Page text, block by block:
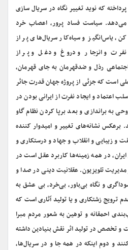
پرداخته که نوید تغییر نگاه در سریال سازی
می‌دهد. سیاست فساد پرور، اعصاب خرد
کن، یاس‌انگیز و سیاه‌کار سریال‌های پر از
نفرت و انزجار و دروغ و دغل و پر از
رذل و ضدقهرمان به جای قهرمان،
است که جزئی از پروژه جهان قدرت جائر
اعتماد و ایجاد نفرت از ایرانی بودن در
به براندازی و بعد برپا کردن نظام گاو
برعکس نشانه‌های تغییر و امیدوار کننده
و زیبایی و انقلاب و جهاد و درستکاری و
در همه زمینه‌ها کاربرد عقل است در
تلویزیون. عقلانیت دینی در صدا و
و نگاه بی‌باور، بی‌خرد، بی عشق به
ترویج زشتکاری و یا تولید آثاری است که
احمقانه و توهین به شعور مردم مبرا
تخصص در تولید اثر نقش بنیادین داشته
و دوم اینکه در همه جا و در سریال‌ها،